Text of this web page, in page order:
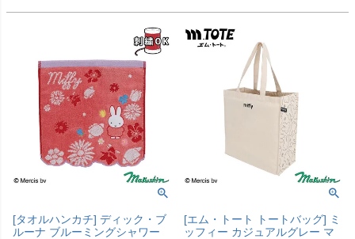
[タオルハンカチ] ディック・ブ
ルーナ ブルーミングシャワー
[エム・トート トートバッグ] ミ
ッフィー カジュアルグレー マ